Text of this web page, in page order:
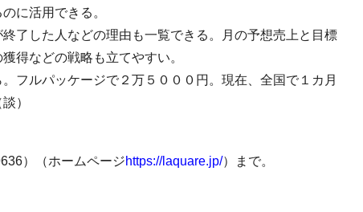
に活用できる。
了した人などの理由も一覧できる。月の予想売上と目標
得などの戦略も立てやすい。
フルパッケージで２万５０００円。現在、全国で１カ月
）
）（ホームページhttps://laquare.jp/）まで。